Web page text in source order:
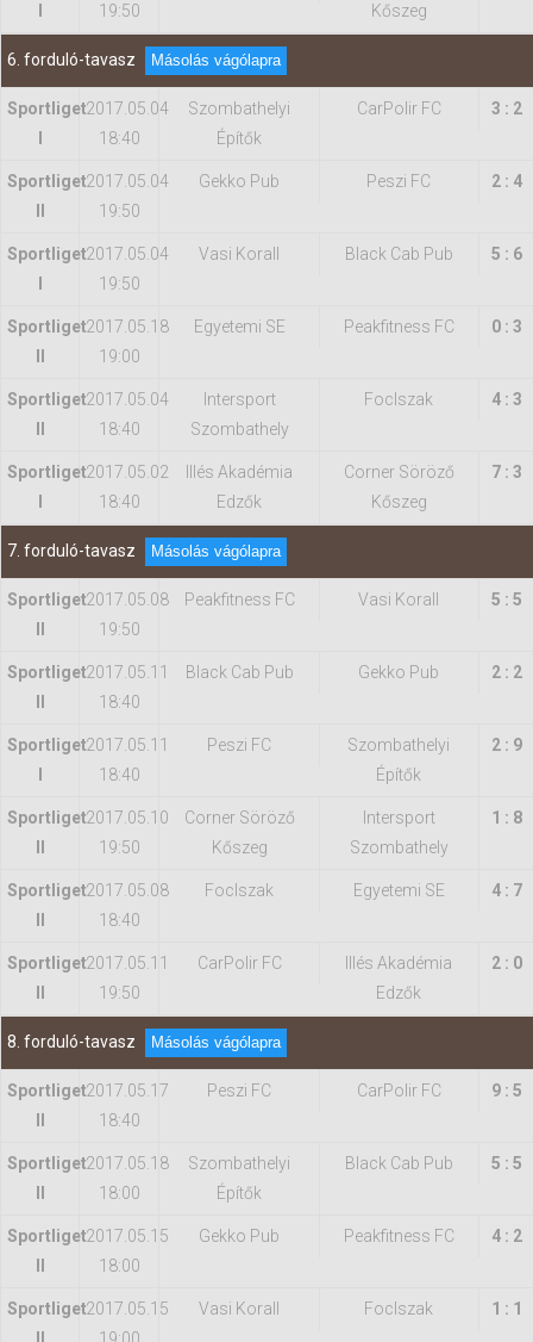
19:50
Kőszeg
6. forduló-tavasz Másolás vágólapra
Sportliget2017.05.04
18:40
Szombathelyi
Építők
CarPolir FC 3 : 2
Sportliget2017.05.04
19:50
Gekko Pub Peszi FC 2 : 4
Sportliget2017.05.04
19:50
Vasi Korall Black Cab Pub 5 : 6
Sportliget2017.05.18
19:00
Egyetemi SE Peakfitness FC 0 : 3
Sportliget2017.05.04
18:40
Intersport
Szombathely
FocIszak 4 : 3
Sportliget2017.05.02
18:40
Illés Akadémia
Edzők
Corner Söröző
Kőszeg
7 : 3
7. forduló-tavasz Másolás vágólapra
Sportliget2017.05.08
19:50
Peakfitness FC Vasi Korall 5 : 5
Sportliget2017.05.11
18:40
Black Cab Pub Gekko Pub 2 : 2
Sportliget2017.05.11
18:40
Peszi FC
Szombathelyi
Építők
2 : 9
Sportliget2017.05.10
19:50
Corner Söröző
Kőszeg
Intersport
Szombathely
1 : 8
Sportliget2017.05.08
18:40
FocIszak Egyetemi SE 4 : 7
Sportliget2017.05.11
19:50
CarPolir FC
Illés Akadémia
Edzők
2 : 0
8. forduló-tavasz Másolás vágólapra
Sportliget2017.05.17
18:40
Peszi FC CarPolir FC 9 : 5
Sportliget2017.05.18
18:00
Szombathelyi
Építők
Black Cab Pub 5 : 5
Sportliget2017.05.15
18:00
Gekko Pub Peakfitness FC 4 : 2
Sportliget2017.05.15
Vasi Korall FocIszak 1 : 1